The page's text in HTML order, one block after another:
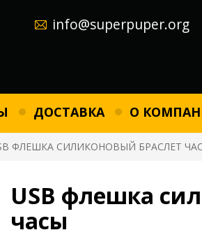
info@superpuper.org
ДОСТАВКА О
ФЛЕШКА СИЛИКОНОВЫЙ БРАСЛЕТ
USB флешка
часы